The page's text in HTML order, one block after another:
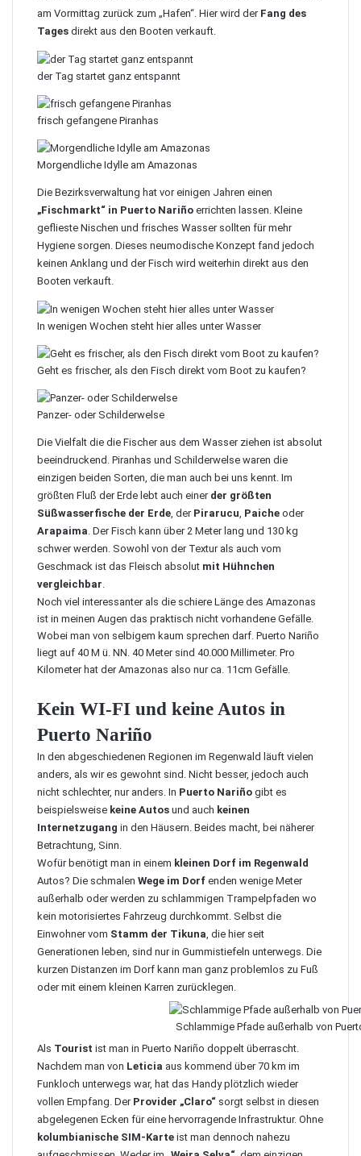
am Vormittag zurück zum „Hafen“. Hier wird der Fang des
Tages direkt aus den Booten verkauft.
der Tag startet ganz entspannt
frisch gefangene Piranhas
Morgendliche Idylle am Amazonas
Die Bezirksverwaltung hat vor einigen Jahren einen
„Fischmarkt“ in Puerto Nariño errichten lassen. Kleine
geflieste Nischen und frisches Wasser sollten für mehr
Hygiene sorgen. Dieses neumodische Konzept fand jedoch
keinen Anklang und der Fisch wird weiterhin direkt aus den
Booten verkauft.
In wenigen Wochen steht hier alles unter Wasser
Geht es frischer, als den Fisch direkt vom Boot zu kaufen?
Panzer- oder Schilderwelse
Die Vielfalt die die Fischer aus dem Wasser ziehen ist absolut
beeindruckend. Piranhas und Schilderwelse waren die
einzigen beiden Sorten, die man auch bei uns kennt. Im
größten Fluß der Erde lebt auch einer der größten
Süßwasserfische der Erde, der Pirarucu, Paiche oder
Arapaima. Der Fisch kann über 2 Meter lang und 130 kg
schwer werden. Sowohl von der Textur als auch vom
Geschmack ist das Fleisch absolut mit Hühnchen
vergleichbar.
Noch viel interessanter als die schiere Länge des Amazonas
ist in meinen Augen das praktisch nicht vorhandene Gefälle.
Wobei man von selbigem kaum sprechen darf. Puerto Nariño
liegt auf 40 M ü. NN. 40 Meter sind 40.000 Millimeter. Pro
Kilometer hat der Amazonas also nur ca. 11cm Gefälle.
Kein WI-FI und keine Autos in
Puerto Nariño
In den abgeschiedenen Regionen im Regenwald läuft vielen
anders, als wir es gewohnt sind. Nicht besser, jedoch auch
nicht schlechter, nur anders. In Puerto Nariño gibt es
beispielsweise keine Autos und auch keinen
Internetzugang in den Häusern. Beides macht, bei näherer
Betrachtung, Sinn.
Wofür benötigt man in einem kleinen Dorf im Regenwald
Autos? Die schmalen Wege im Dorf enden wenige Meter
außerhalb oder werden zu schlammigen Trampelpfaden wo
kein motorisiertes Fahrzeug durchkommt. Selbst die
Einwohner vom Stamm der Tikuna , die hier seit
Generationen leben, sind nur in Gummistiefeln unterwegs. Die
kurzen Distanzen im Dorf kann man ganz problemlos zu Fuß
oder mit einem kleinen Karren zurücklegen.
Schlammige Pfade außerhalb von
Als Tourist ist man in Puerto Nariño doppelt überrascht.
Nachdem man von Leticia aus kommend über 70 km im
Funkloch unterwegs war, hat das Handy plötzlich wieder
vollen Empfang. Der Provider „Claro“ sorgt selbst in diesen
abgelegenen Ecken für eine hervorragende Infrastruktur. Ohne
kolumbianische SIM-Karte ist man dennoch nahezu